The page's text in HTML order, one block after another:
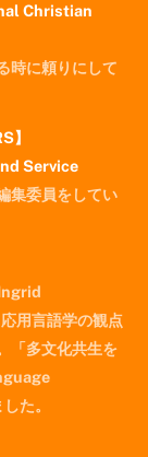
Christian
時に頼りにして
】
Service
集委員をしてい
用言語学の観点
「多文化共生を
た。